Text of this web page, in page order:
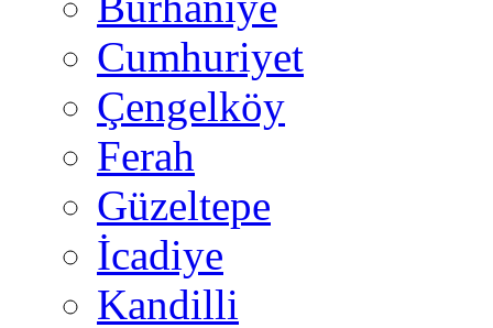
Cumhuriyet
Çengelköy
Ferah
Güzeltepe
İcadiye
Kandilli